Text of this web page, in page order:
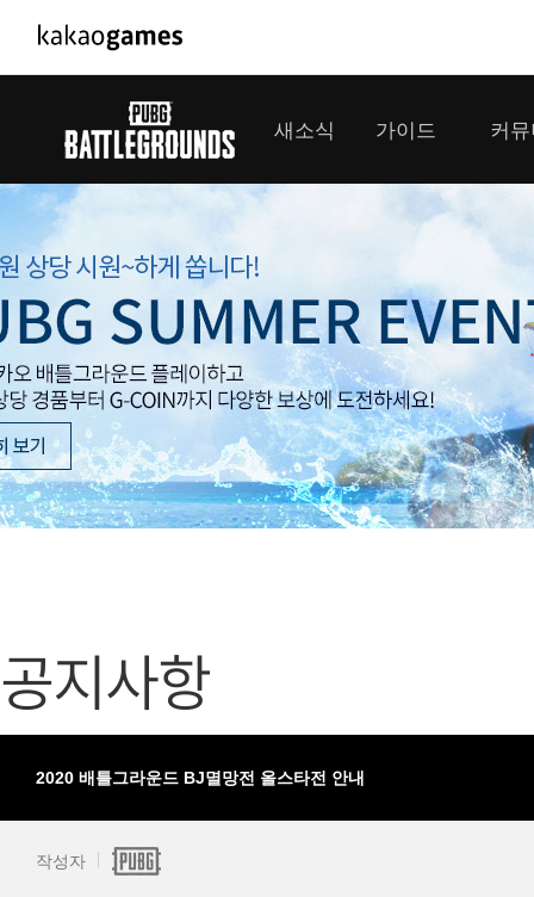
PC/모바일게임
도깨비의세계
아키에이지 워
아레스 : 라이즈 오브 가디언즈
배틀그라
패스 오브
패스 오브
모바일게임
우마무스메 프리티 더비
SMiniz
프렌즈팝콘
프렌즈타운
서비스
내정보
보안센터
새소식
이벤트
업데이트
대회소식
가이드 커
플레이
클랜
모집
공지사항
2020 배틀그라운드 BJ멸망전 올스타전 안내
작성자